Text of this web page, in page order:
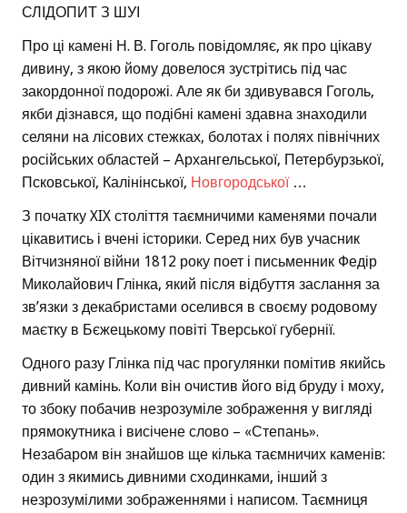
СЛІДОПИТ З ШУІ
Про ці камені Н. В. Гоголь повідомляє, як про цікаву
дивину, з якою йому довелося зустрітись під час
закордонної подорожі. Але як би здивувався Гоголь,
якби дізнався, що подібні камені здавна знаходили
селяни на лісових стежках, болотах і полях північних
російських областей – Архангельської, Петербурзької,
Псковської, Калінінської, Новгородської…
З початку XIX століття таємничими каменями почали
цікавитись і вчені історики. Серед них був учасник
Вітчизняної війни 1812 року поет і письменник Федір
Миколайович Глінка, який після відбуття заслання за
зв’язки з декабристами оселився в своєму родовому
маєтку в Бєжецькому повіті Тверської губернії.
Одного разу Глінка під час прогулянки помітив якийсь
дивний камінь. Коли він очистив його від бруду і моху,
то збоку побачив незрозуміле зображення у вигляді
прямокутника і висічене слово – «Степань».
Незабаром він знайшов ще кілька таємничих каменів:
один з якимись дивними сходинками, інший з
незрозумілими зображеннями і написом. Таємниця